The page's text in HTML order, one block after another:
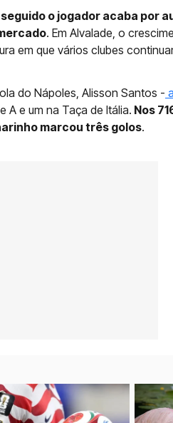
o jogador acaba por
. Em Alvalade, o
em que vários clubes
do Nápoles, Alisson Santos -
A e um na Taça de Itália. Nos
marcou três golos.